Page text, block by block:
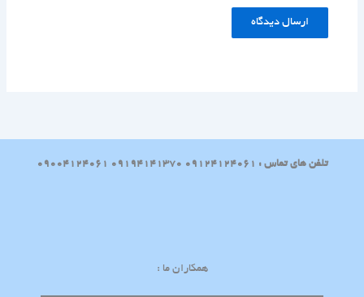
تلفن های تماس : 09124124061 09194141370 09004124061
همکاران ما :